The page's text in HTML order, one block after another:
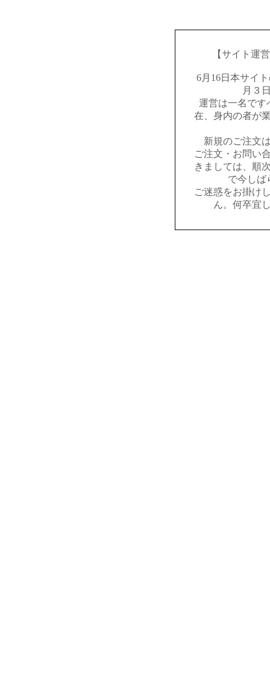
【サイト運
6月16日本サイ
月３
運営は一名です
在、身内の者が
新規のご注文
ご注文・お問い
きましては、順
で今しば
ご迷惑をお掛け
ん。何卒宜